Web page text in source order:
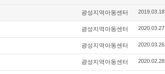
광성지역아동센터 2019.03.18
광성지역아동센터 2020.03.27
광성지역아동센터 2020.03.26
광성지역아동센터 2020.02.28